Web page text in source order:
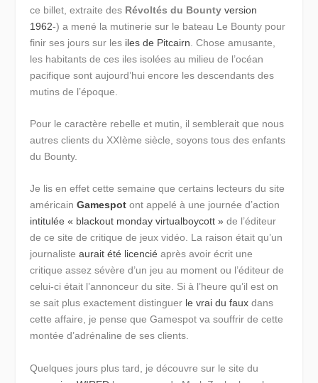
ce billet, extraite des Révoltés du Bounty version
1962-) a mené la mutinerie sur le bateau Le Bounty pour
finir ses jours sur les iles de Pitcairn . Chose amusante,
les habitants de ces iles isolées au milieu de l’océan
pacifique sont aujourd’hui encore les descendants des
mutins de l’époque.
Pour le caractère rebelle et mutin, il semblerait que nous
autres clients du XXIème siècle, soyons tous des enfants
du Bounty.
Je lis en effet cette semaine que certains lecteurs du site
américainGamespot ont appelé à une journée d’action
intitulée « blackout monday virtualboycott » de l’éditeur
de ce site de critique de jeux vidéo. La raison était qu’un
journalisteaurait été licencié après avoir écrit une
critique assez sévère d’un jeu au moment ou l’éditeur de
celui-ci était l’annonceur du site. Si à l’heure qu’il est on
se sait plus exactement distinguer le vrai du faux dans
cette affaire, je pense que Gamespot va souffrir de cette
montée d’adrénaline de ses clients.
Quelques jours plus tard, je découvre sur le site du